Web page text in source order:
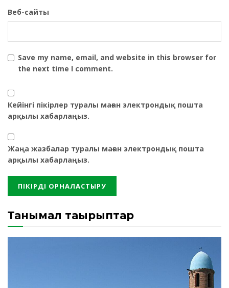
Веб-сайты
Save my name, email, and website in this browser for
the next time I comment.
Кейінгі пікірлер туралы маған электрондық пошта
арқылы хабарлаңыз.
Жаңа жазбалар туралы маған электрондық пошта
арқылы хабарлаңыз.
Танымал тақырыптар